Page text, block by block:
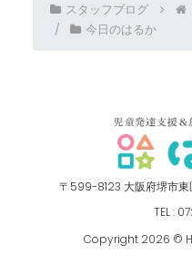
スタッフブログ
今日のはるか
〒599-8123 ⼤阪府堺市
TEL :
Copyright 2026 ©